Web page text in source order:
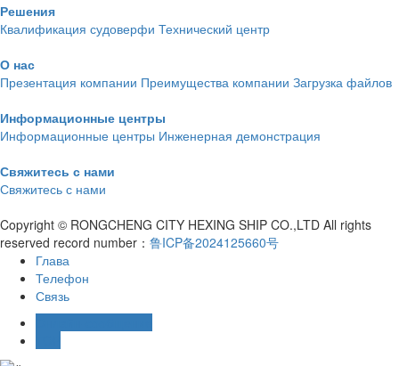
Решения
Квалификация судоверфи Технический центр
О нас
Презентация компании Преимущества компании Загрузка файлов
Информационные центры
Информационные центры Инженерная демонстрация
Свяжитесь с нами
Свяжитесь с нами
Copyright © RONGCHENG CITY HEXING SHIP CO.,LTD All rights
reserved record number： 鲁ICP备2024125660号
Глава
Телефон
Связь